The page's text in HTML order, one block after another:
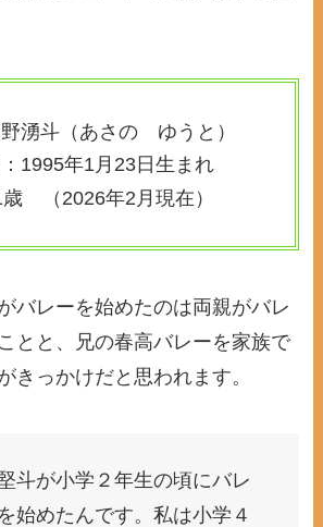
湧斗（あさの ゆうと）
1995年1月23日生まれ
（2026年2月現在）
バレーを始めたのは両親がバレ
とと、兄の春高バレーを家族で
きっかけだと思われます。
斗が小学２年生の頃にバレ
始めたんです。私は小学４